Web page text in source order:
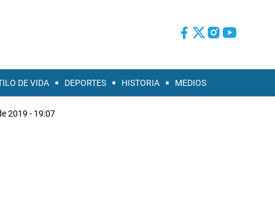
DE VIDA DEPORTES HISTORIA MEDIOS
2019 - 19:07